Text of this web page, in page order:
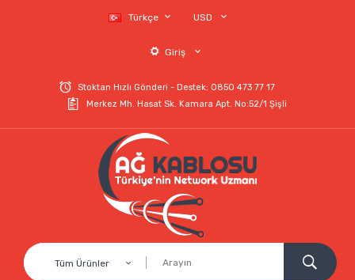
Türkçe USD
Giriş
Stoktan Hızlı Gönderi - Destek: 0850 473 77 17
Merkez Mh. Hasat Sk. Kamara Apt. No:52/1 Şişli
Tüm Ürünler